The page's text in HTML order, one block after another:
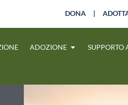
DONA |
ADOZIONE SUPPORTO